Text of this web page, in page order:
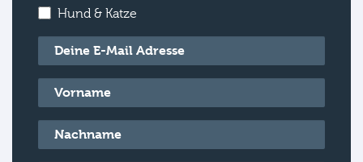
Hund & Katze
E-Mail*
Vorname*
Nachname*